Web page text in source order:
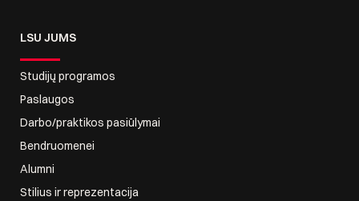
LSU JUMS
Studijų programos
Paslaugos
Darbo/praktikos pasiūlymai
Bendruomenei
Alumni
Stilius ir reprezentacija